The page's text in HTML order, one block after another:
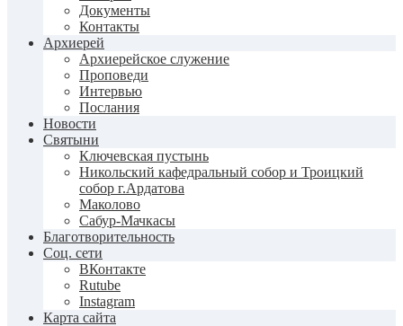
Документы
Контакты
Архиерей
Архиерейское служение
Проповеди
Интервью
Послания
Новости
Святыни
Ключевская пустынь
Никольский кафедральный собор и Троицкий
собор г.Ардатова
Маколово
Сабур-Мачкасы
Благотворительность
Соц. сети
ВКонтакте
Rutube
Instagram
Карта сайта